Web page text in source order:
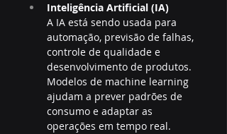
Inteligência Artificial (IA)
A IA está sendo usada para
automação, previsão de falhas,
controle de qualidade e
desenvolvimento de produtos.
Modelos de machine learning
ajudam a prever padrões de
consumo e adaptar as
operações em tempo real.